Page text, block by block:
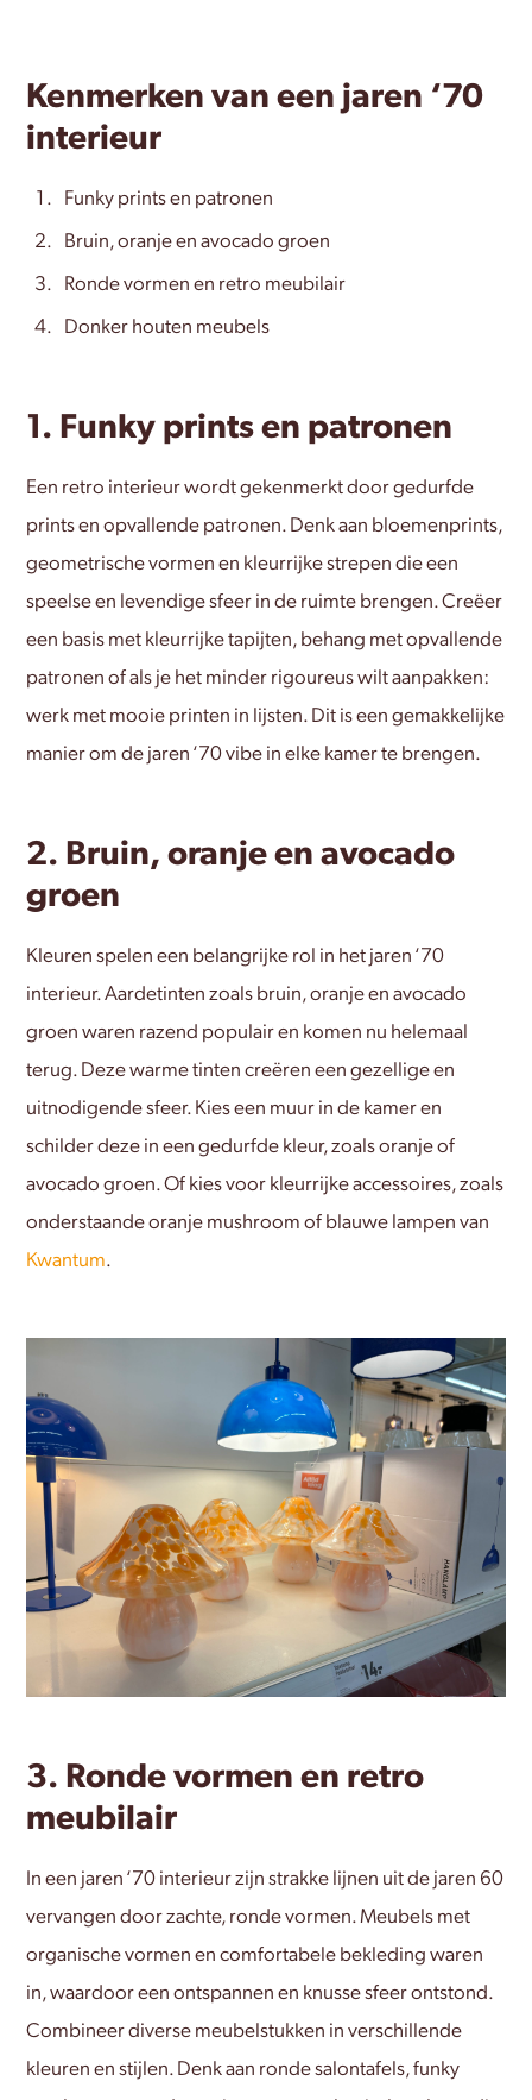
Kenmerken van een jaren ‘70
interieur
Funky prints en patronen
Bruin, oranje en avocado groen
Ronde vormen en retro meubilair
Donker houten meubels
1. Funky prints en patronen
Een retro interieur wordt gekenmerkt door gedurfde
prints en opvallende patronen. Denk aan bloemenprints,
geometrische vormen en kleurrijke strepen die een
speelse en levendige sfeer in de ruimte brengen. Creëer
een basis met kleurrijke tapijten, behang met opvallende
patronen of als je het minder rigoureus wilt aanpakken:
werk met mooie printen in lijsten. Dit is een gemakkelijke
manier om de jaren ‘70 vibe in elke kamer te brengen.
2. Bruin, oranje en avocado
groen
Kleuren spelen een belangrijke rol in het jaren ‘70
interieur. Aardetinten zoals bruin, oranje en avocado
groen waren razend populair en komen nu helemaal
terug. Deze warme tinten creëren een gezellige en
uitnodigende sfeer. Kies een muur in de kamer en
schilder deze in een gedurfde kleur, zoals oranje of
avocado groen. Of kies voor kleurrijke accessoires, zoals
onderstaande oranje mushroom of blauwe lampen van
Kwantum.
3. Ronde vormen en retro
meubilair
In een jaren ‘70 interieur zijn strakke lijnen uit de jaren 60
vervangen door zachte, ronde vormen. Meubels met
organische vormen en comfortabele bekleding waren
in, waardoor een ontspannen en knusse sfeer ontstond.
Combineer diverse meubelstukken in verschillende
kleuren en stijlen. Denk aan ronde salontafels, funky